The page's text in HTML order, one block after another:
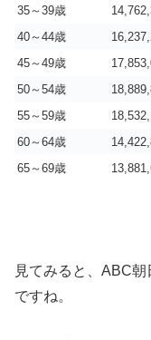
35～39歳
40～44歳
45～49歳
50～54歳
55～59歳
60～64歳
65～69歳
見てみると、ABC
ですね。